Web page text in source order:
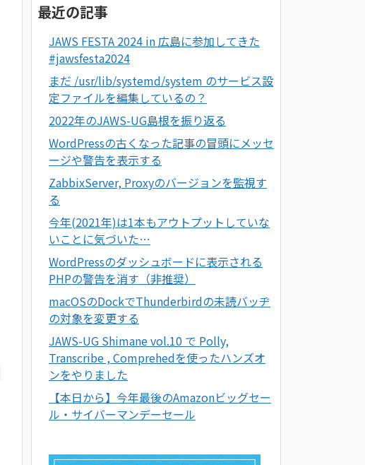
最近の記事
JAWS FESTA 2024 in 広島に参加してきた
#jawsfesta2024
まだ /usr/lib/systemd/system のサービス設
定ファイルを編集しているの？
2022年のJAWS-UG島根を振り返る
WordPressの古くなった記事の冒頭にメッセ
ージや警告を表示する
ZabbixServer, Proxyのバージョンを監視す
る
今年(2021年)は1本もアウトプットしていな
いことに気づいた…
WordPressのダッシュボードに表示される
PHPの警告を消す（非推奨）
macOSのDockでThunderbirdの未読バッヂ
の対象を変更する
JAWS-UG Shimane vol.10 で Polly,
Transcribe , Comprehedを使ったハンズオ
ンをやりました
【本日から】今年最後のAmazonビッグセー
ル・サイバーマンデーセール